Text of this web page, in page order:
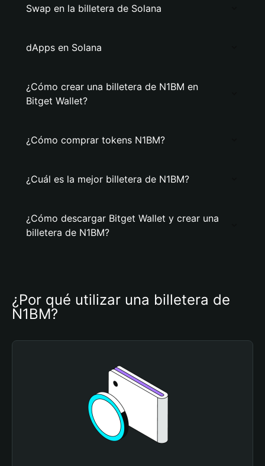
Swap en la billetera de Solana
dApps en Solana
¿Cómo crear una billetera de N1BM en
Bitget Wallet?
¿Cómo comprar tokens N1BM?
¿Cuál es la mejor billetera de N1BM?
¿Cómo descargar Bitget Wallet y crear una
billetera de N1BM?
¿Por qué utilizar una billetera de
N1BM?